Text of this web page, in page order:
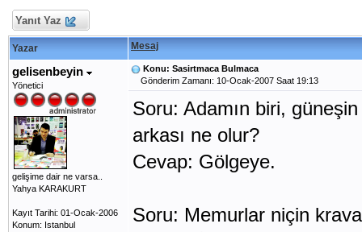
Yanıt Yaz
Yazar Mesaj
gelisenbeyin
Yönetici
gelişime dair ne varsa..
Yahya KARAKURT
Kayıt Tarihi: 01-Ocak-2006
Konum: Istanbul
Konu: Sasirtmaca Bulmaca
Gönderim Zamanı: 10-Ocak-2007 Saat 19:13
Soru: Adamın biri,
arkası ne olur?
Cevap: Gölgeye.
Soru: Memurlar niçin